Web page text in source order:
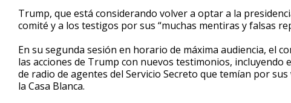
Trump, que está considerando volver a optar a la
comité y a los testigos por sus “muchas mentiras y falsas
En su segunda sesión en horario de máxima audiencia, el
las acciones de Trump con nuevos testimonios, incluyendo
de radio de agentes del Servicio Secreto que temían por
la Casa Blanca.